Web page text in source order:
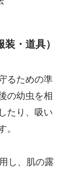
・道具）
るための準
の幼虫を相
たり、吸い
。
し、肌の露